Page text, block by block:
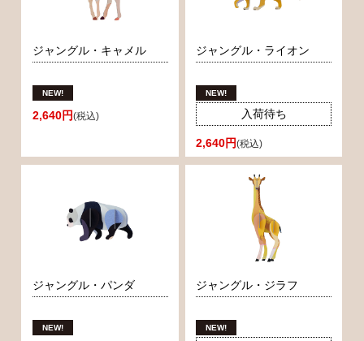
ジャングル・キャメル
2,640円(税込)
ジャングル・ライオン
入荷待ち
2,640円(税込)
ジャングル・パンダ ジャングル・ジラフ